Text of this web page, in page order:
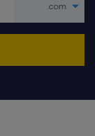
.com